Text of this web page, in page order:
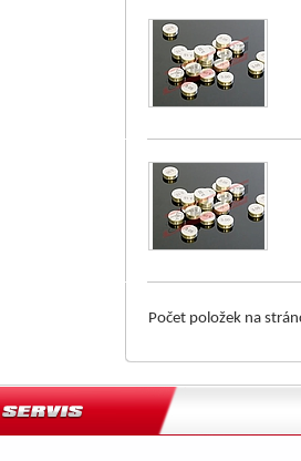
Počet položek na